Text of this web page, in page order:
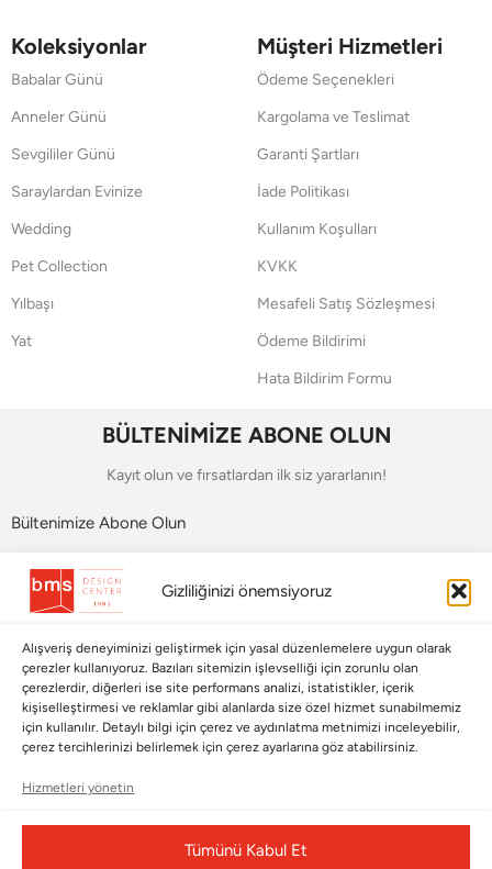
Gizliliğinizi önemsiyoruz
Alışveriş deneyiminizi geliştirmek için yasal düzenlemelere uygun olarak
çerezler kullanıyoruz. Bazıları sitemizin işlevselliği için zorunlu olan
çerezlerdir, diğerleri ise site performans analizi, istatistikler, içerik
kişiselleştirmesi ve reklamlar gibi alanlarda size özel hizmet sunabilmemiz
için kullanılır. Detaylı bilgi için çerez ve aydınlatma metnimizi inceleyebilir,
çerez tercihlerinizi belirlemek için çerez ayarlarına göz atabilirsiniz.
Hizmetleri yönetin
Tümünü Kabul Et
Koleksiyonlar
Babalar Günü
Anneler Günü
Sevgililer Günü
Saraylardan Evinize
Wedding
Pet Collection
Yılbaşı
Yat
Müşteri Hizmetleri
Ödeme Seçenekleri
Kargolama ve Teslimat
Garanti Şartları
İade Politikası
Kullanım Koşulları
KVKK
Mesafeli Satış Sözleşmesi
Ödeme Bildirimi
Hata Bildirim Formu
BÜLTENİMİZE ABONE OLUN
Kayıt olun ve fırsatlardan ilk siz yararlanın!
Bültenimize Abone Olun